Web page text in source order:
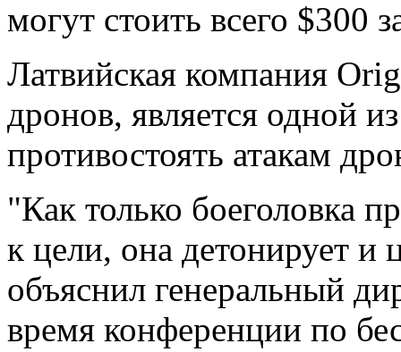
могут стоить всего $300
Латвийская компания
дронов, является одной
противостоять атакам
"Как только боеголовка
к цели, она детонирует и
объяснил генеральный
время конференции по